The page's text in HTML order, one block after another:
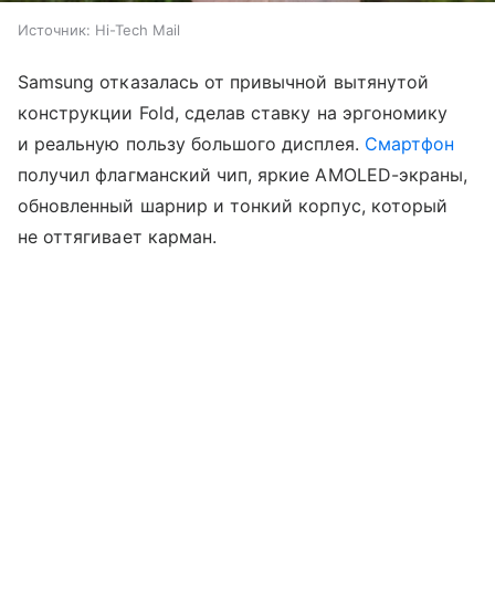
Источник: Hi-Tech Mail
Samsung отказалась от привычной вытянутой
конструкции Fold, сделав ставку на эргономику
и реальную пользу большого дисплея. Смартфон
получил флагманский чип, яркие AMOLED-экраны,
обновленный шарнир и тонкий корпус, который
не оттягивает карман.